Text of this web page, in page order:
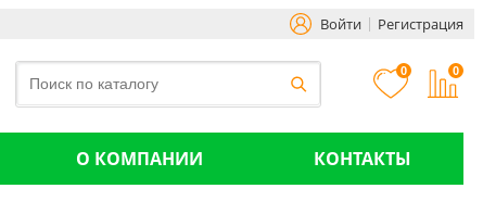
Войти Регистрация
0 0
О КОМПАНИИ КОНТАКТЫ